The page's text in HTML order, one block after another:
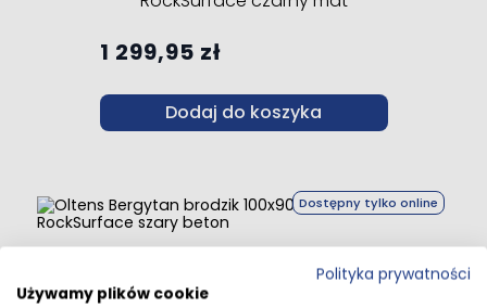
1 299,95 zł
Dodaj do koszyka
Dostępny tylko online
Oltens Bergytan brodzik 100x90 cm prostokątny
RockSurface szary beton
Polityka prywatności
Używamy plików cookie